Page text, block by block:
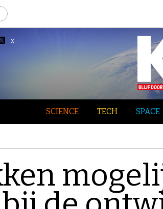
X
SCIENCE TECH SPACE